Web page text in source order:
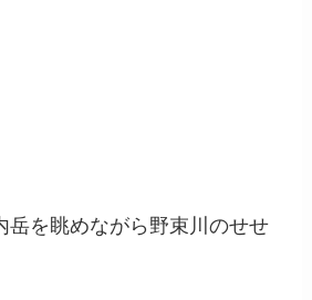
岳を眺めながら野束川のせせ